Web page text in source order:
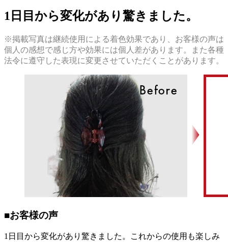
1日目から変化があり驚きました。
※掲載写真は継続使用による着色効果であり、お客様の声は
個人の感想で感じ方や効果には個人差があります。また各種
法令に遵守した表現に変更させていただくことがあります。
■お客様の声
1日目から変化があり驚きました。これからの使用も楽しみ